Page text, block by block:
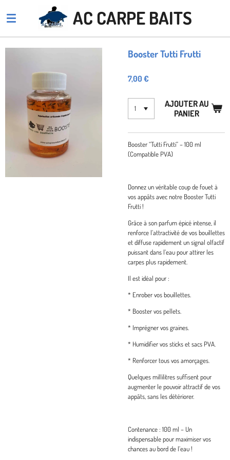
au
principal
AC CARPE BAITS
Booster Tutti Frutti
7,00 €
AJOUTER AU
PANIER
Booster “Tutti Frutti” – 100 ml
(Compatible PVA)
Donnez un véritable coup de fouet à
vos appâts avec notre Booster Tutti
Frutti !
Grâce à son parfum épicé intense, il
renforce l’attractivité de vos bouillettes
et diffuse rapidement un signal olfactif
puissant dans l’eau pour attirer les
carpes plus rapidement.
Il est idéal pour :
* Enrober vos bouillettes.
* Booster vos pellets.
* Imprégner vos graines.
* Humidifier vos sticks et sacs PVA.
* Renforcer tous vos amorçages.
Quelques millilitres suffisent pour
augmenter le pouvoir attractif de vos
appâts, sans les détériorer.
Contenance : 100 ml – Un
indispensable pour maximiser vos
chances au bord de l’eau !